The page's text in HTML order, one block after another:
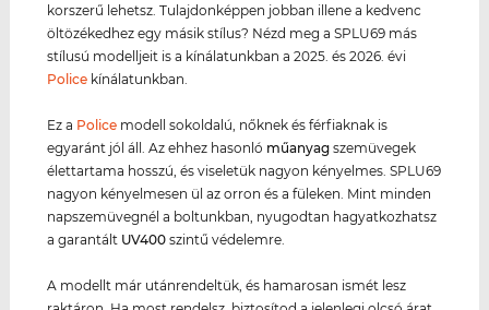
korszerű lehetsz. Tulajdonképpen jobban illene a kedvenc
öltözékedhez egy másik stílus? Nézd meg a SPLU69 más
stílusú modelljeit is a kínálatunkban a 2025. és 2026. évi
Police kínálatunkban.
Ez a Police modell sokoldalú, nőknek és férfiaknak is
egyaránt jól áll. Az ehhez hasonló műanyag szemüvegek
élettartama hosszú, és viseletük nagyon kényelmes. SPLU69
nagyon kényelmesen ül az orron és a füleken. Mint minden
napszemüvegnél a boltunkban, nyugodtan hagyatkozhatsz
a garantált UV400 szintű védelemre.
A modellt már utánrendeltük, és hamarosan ismét lesz